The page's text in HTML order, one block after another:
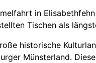
in
Tischen als
historische
Münsterland.